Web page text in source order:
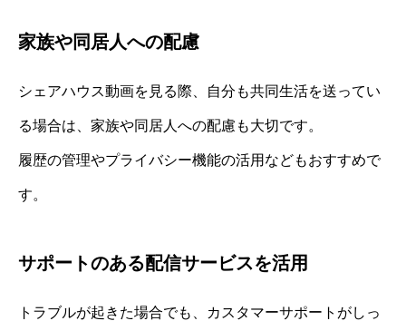
家族や同居人への配慮
シェアハウス動画を見る際、自分も共同生活を送ってい
る場合は、家族や同居人への配慮も大切です。
履歴の管理やプライバシー機能の活用などもおすすめで
す。
サポートのある配信サービスを活用
トラブルが起きた場合でも、カスタマーサポートがしっ